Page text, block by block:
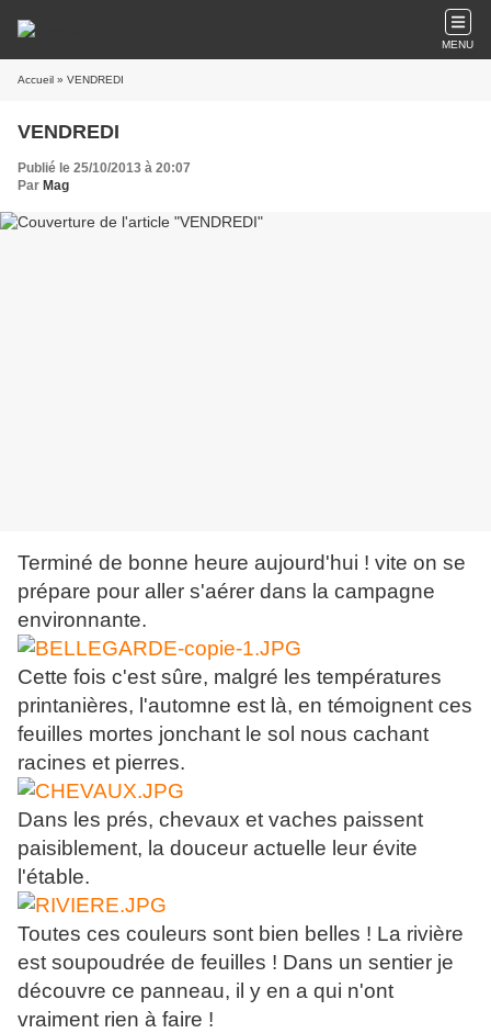
MENU
Accueil » VENDREDI
VENDREDI
Publié le 25/10/2013 à 20:07
Par Mag
Terminé de bonne heure aujourd'hui ! vite on se
prépare pour aller s'aérer dans la campagne
environnante.
Cette fois c'est sûre, malgré les températures
printanières, l'automne est là, en témoignent ces
feuilles mortes jonchant le sol nous cachant
racines et pierres.
Dans les prés, chevaux et vaches paissent
paisiblement, la douceur actuelle leur évite
l'étable.
Toutes ces couleurs sont bien belles ! La rivière
est soupoudrée de feuilles ! Dans un sentier je
découvre ce panneau, il y en a qui n'ont
vraiment rien à faire !